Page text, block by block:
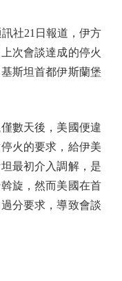
社21日報道，伊方
次會談達成的停火
斯坦首都伊斯蘭堡
數天後，美國便違
火的要求，給伊美
最初介入調解，是
旋，然而美國在首
分要求，導致會談